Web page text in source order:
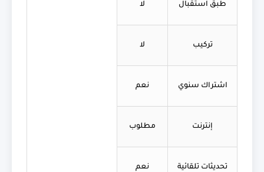
طبق استقبال لا
تركيب لا
اشتراك سنوي نعم
إنترنت مطلوب
تحديثات تلقائية نعم